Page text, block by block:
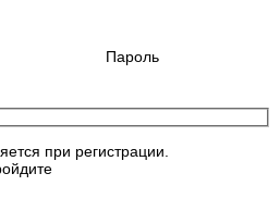
Пароль
при регистрации.